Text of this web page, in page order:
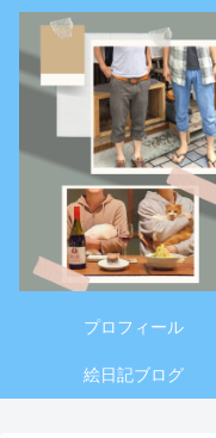
プロフィール
絵日記ブログ